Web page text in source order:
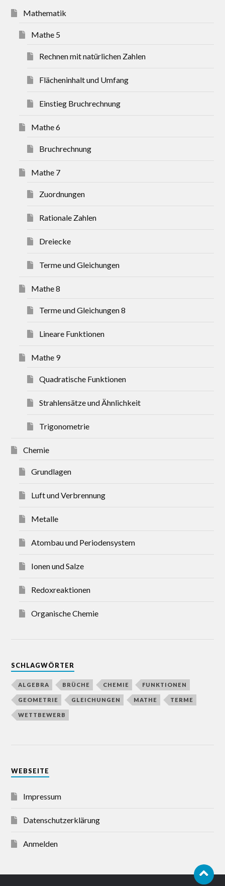
Mathematik
Mathe 5
Rechnen mit natürlichen Zahlen
Flächeninhalt und Umfang
Einstieg Bruchrechnung
Mathe 6
Bruchrechnung
Mathe 7
Zuordnungen
Rationale Zahlen
Dreiecke
Terme und Gleichungen
Mathe 8
Terme und Gleichungen 8
Lineare Funktionen
Mathe 9
Quadratische Funktionen
Strahlensätze und Ähnlichkeit
Trigonometrie
Chemie
Grundlagen
Luft und Verbrennung
Metalle
Atombau und Periodensystem
Ionen und Salze
Redoxreaktionen
Organische Chemie
SCHLAGWÖRTER
ALGEBRA BRÜCHE CHEMIE FUNKTIONEN
GEOMETRIE GLEICHUNGEN MATHE TERME
WETTBEWERB
WEBSEITE
Impressum
Datenschutzerklärung
Anmelden